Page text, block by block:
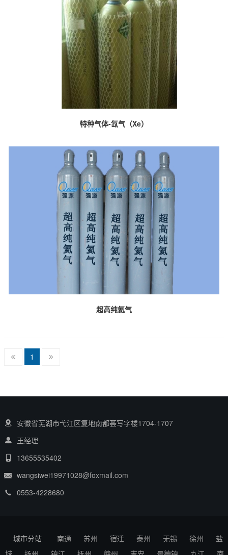
特种气体-氙气（Xe）
超高纯氦气
1
安徽省芜湖市弋江区复地南都荟写字楼1704-1707
王经理
13655535402
wangsiwei19971028@foxmail.com
0553-4228680
城市分站 南通 苏州 宿迁 泰州 无锡 徐州
盐